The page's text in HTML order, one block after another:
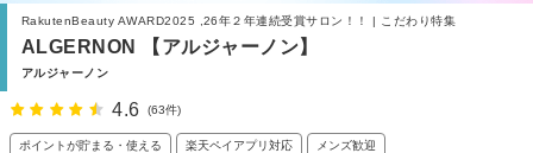
RakutenBeauty AWARD2025 ,26年２年連続受賞サロン！！ | こだわり特集
ALGERNON 【アルジャーノン】
アルジャーノン
4.6 (63件)
ポイントが貯まる・使える 楽天ペイアプリ対応 メンズ歓迎